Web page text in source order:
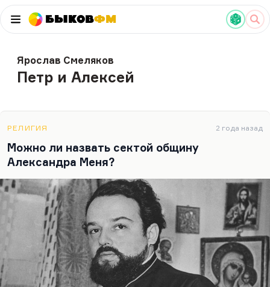
БыковФМ
Ярослав Смеляков
Петр и Алексей
РЕЛИГИЯ 2 года назад
Можно ли назвать сектой общину
Александра Меня?